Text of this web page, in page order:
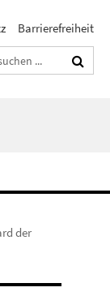
Barrierefreiheit
der